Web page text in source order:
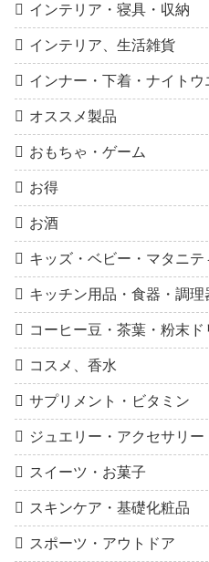
インテリア・寝具・収納
インテリア、生活雑貨
インナー・下着・ナイトウ
オススメ製品
おもちゃ・ゲーム
お得
お酒
キッズ・ベビー・マタニテ
キッチン用品・食器・調理
コーヒー豆・茶葉・粉末ド
コスメ、香水
サプリメント・ビタミン
ジュエリー・アクセサリー
スイーツ・お菓子
スキンケア・基礎化粧品
スポーツ・アウトドア